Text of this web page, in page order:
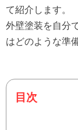
て紹介します。
外壁塗装を自分
はどのような準
目次